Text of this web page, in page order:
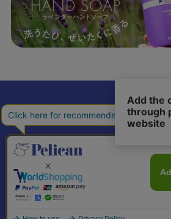
個人情報の取り扱いについて 特定
© Pelican Soap Co., Ltd. All